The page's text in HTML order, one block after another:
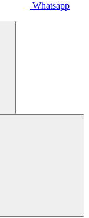
Whatsapp